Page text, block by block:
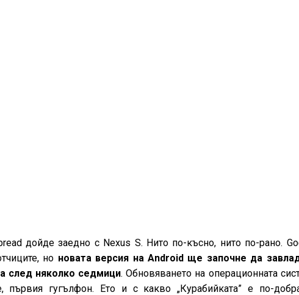
дойде заедно с Nexus S. Нито по-късно, нито по-рано.
но новата версия на Android ще започне да
след няколко седмици. Обновяването на операционната
първия гугълфон. Ето и с какво „Курабийката” е по-